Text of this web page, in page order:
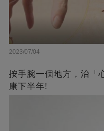
2023/07/04
按手腕一個地方，治「
康下半年!